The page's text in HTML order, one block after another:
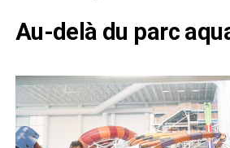
Au-delà du parc